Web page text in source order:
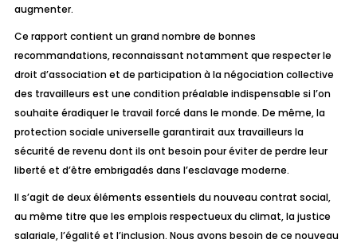
augmenter.
Ce rapport contient un grand nombre de bonnes
recommandations, reconnaissant notamment que respecter le
droit d’association et de participation à la négociation collective
des travailleurs est une condition préalable indispensable si l’on
souhaite éradiquer le travail forcé dans le monde. De même, la
protection sociale universelle garantirait aux travailleurs la
sécurité de revenu dont ils ont besoin pour éviter de perdre leur
liberté et d’être embrigadés dans l’esclavage moderne.
Il s’agit de deux éléments essentiels du nouveau contrat social,
au même titre que les emplois respectueux du climat, la justice
salariale, l’égalité et l’inclusion. Nous avons besoin de ce nouveau